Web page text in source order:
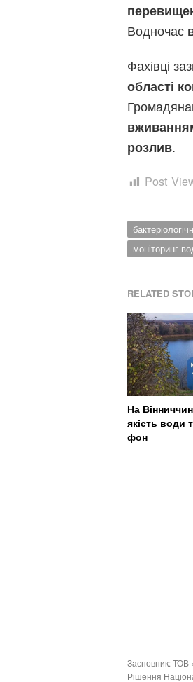
Водночас
Фахівці
області
розлив.
Post
моніторинг
RELATED
На
якість води
фон
Засновник:
Рішення